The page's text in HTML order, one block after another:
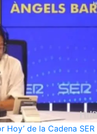
Hoy’ de la Cadena SER